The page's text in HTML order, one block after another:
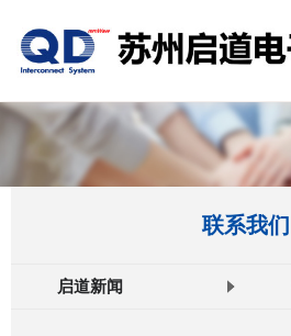
联系我们
启道新闻